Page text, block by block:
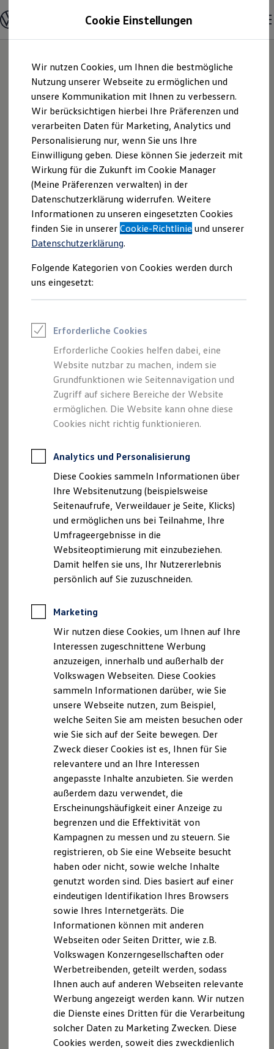
Hauptinhalt
springen
Footer
springen
Modelle und Konfigurator
Konfigurator
Modelle vergleichen
Elektroautos
ENERGY Sondermodelle
Nutzfahrzeuge
SUV und CUV
Familienautos
Kombis
Kompaktwagen
Sportwagen
Schnell verfügbare Fahrzeuge
Angebote und Produkte
Aktuelle Angebote
E-Auto-Förderung
Volkswagen Marktplatz
Die ENERGY Sondermodelle
Junge Gebrauchtwagen und Gebrauchtwagen
Volkswagen Zertifizierte Gebrauchtwagen
Elektromobilität bei Gebrauchtwagen
Saisonangebote
Reifenpakete
Leasing
Leasing-Angebote
Elektroauto Leasing
Kleinwagen-Leasing
Leasing ohne Anzahlung
Finanzierung
Autokredit mit Schlussrate
Versicherungen und Garantien
Kfz-Versicherung
Restschuldversicherungen
Garantien
Professional Class bei Volkswagen
Behörden
Direktkunden
Sonderfahrzeuge
Anpfiff zum Gewinn
Elektromobilität
Elektroautos
ID. Tutorials
Elektrofahrzeugkonzepte
ID. EVERY1
Reichweite
Rekuperation
Laden unterwegs
Laden Zuhause
Ladestationen finden
Ladezeitensimulator
Batterie
Sicherheit
Nachhaltigkeit
Technologie
Kosten und Kauf
Kaufoptionen
E-Auto-Förderung
Software und Konnektivität
Die ID. Software 6
ID. Software Versionen und Updates
Digitale Extras
Schnittstellen zu Ihrem ID.
Hybridautos
Marke und Erlebnis
Volkswagen R und R Experience
R-Modelle
R Experience
Driving Experience
Volkswagen entdecken
Werkbesichtigung
Lifestyle Shop
T-Roc Kollektion
Golf Kollektion
ID. Kollektion
Volkswagen Kollektion
R-Kollektion
GTI Kollektion
Fußball Drop
we drive football
#wedriveproud
Besitzer und Service
24Modelle
Der Polo
Ab 20.380,00 € inkl. MwSt.
Der neue ID. Polo
Ab 24.995,00 € inkl. MwSt.
Bald erhältlich
Begeistert. Der neue
vollelektrische ID. Cross Trend
Ab 27.995,00 € inkl. MwSt.
Die Ausstattungslinie Trend ist voraussichtlich ab
Mitte Oktober 2026 bestellbar.
ID. Cross entdecken
Der Golf
Ab 29.835,00 € inkl. MwSt.
Cookie Einstellungen
Wir nutzen Cookies, um Ihnen die bestmögliche
Nutzung unserer Webseite zu ermöglichen und
unsere Kommunikation mit Ihnen zu verbessern.
Wir berücksichtigen hierbei Ihre Präferenzen und
verarbeiten Daten für Marketing, Analytics und
Personalisierung nur, wenn Sie uns Ihre
Einwilligung geben. Diese können Sie jederzeit mit
Wirkung für die Zukunft im Cookie Manager
(Meine Präferenzen verwalten) in der
Datenschutzerklärung widerrufen. Weitere
Informationen zu unseren eingesetzten Cookies
finden Sie in unsererCookie-Richtlinie und unserer
Datenschutzerklärung.
Folgende Kategorien von Cookies werden durch
uns eingesetzt:
Erforderliche Cookies
Erforderliche Cookies helfen dabei, eine
Website nutzbar zu machen, indem sie
Grundfunktionen wie Seitennavigation und
Zugriff auf sichere Bereiche der Website
ermöglichen. Die Website kann ohne diese
Cookies nicht richtig funktionieren.
Analytics und Personalisierung
Diese Cookies sammeln Informationen über
Ihre Websitenutzung (beispielsweise
Seitenaufrufe, Verweildauer je Seite, Klicks)
und ermöglichen uns bei Teilnahme, Ihre
Umfrageergebnisse in die
Websiteoptimierung mit einzubeziehen.
Damit helfen sie uns, Ihr Nutzererlebnis
persönlich auf Sie zuzuschneiden.
Marketing
Wir nutzen diese Cookies, um Ihnen auf Ihre
Interessen zugeschnittene Werbung
anzuzeigen, innerhalb und außerhalb der
Volkswagen Webseiten. Diese Cookies
sammeln Informationen darüber, wie Sie
unsere Webseite nutzen, zum Beispiel,
welche Seiten Sie am meisten besuchen oder
wie Sie sich auf der Seite bewegen. Der
Zweck dieser Cookies ist es, Ihnen für Sie
relevantere und an Ihre Interessen
angepasste Inhalte anzubieten. Sie werden
außerdem dazu verwendet, die
Erscheinungshäufigkeit einer Anzeige zu
begrenzen und die Effektivität von
Kampagnen zu messen und zu steuern. Sie
registrieren, ob Sie eine Webseite besucht
haben oder nicht, sowie welche Inhalte
genutzt worden sind. Dies basiert auf einer
eindeutigen Identifikation Ihres Browsers
sowie Ihres Internetgeräts. Die
Informationen können mit anderen
Webseiten oder Seiten Dritter, wie z.B.
Volkswagen Konzerngesellschaften oder
Werbetreibenden, geteilt werden, sodass
Ihnen auch auf anderen Webseiten relevante
Werbung angezeigt werden kann. Wir nutzen
die Dienste eines Dritten für die Verarbeitung
solcher Daten zu Marketing Zwecken. Diese
Cookies werden, soweit dies zweckdienlich